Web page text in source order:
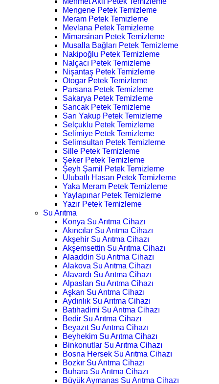
Mengene Petek Temizleme
Meram Petek Temizleme
Mevlana Petek Temizleme
Mimarsinan Petek Temizleme
Musalla Bağları Petek Temizleme
Nakipoğlu Petek Temizleme
Nalçacı Petek Temizleme
Nişantaş Petek Temizleme
Otogar Petek Temizleme
Parsana Petek Temizleme
Sakarya Petek Temizleme
Sancak Petek Temizleme
Sarı Yakup Petek Temizleme
Selçuklu Petek Temizleme
Selimiye Petek Temizleme
Selimsultan Petek Temizleme
Sille Petek Temizleme
Şeker Petek Temizleme
Şeyh Şamil Petek Temizleme
Ulubatlı Hasan Petek Temizleme
Yaka Meram Petek Temizleme
Yaylapınar Petek Temizleme
Yazır Petek Temizleme
Su Arıtma
Konya Su Arıtma Cihazı
Akıncılar Su Arıtma Cihazı
Akşehir Su Arıtma Cihazı
Akşemsettin Su Arıtma Cihazı
Alaaddin Su Arıtma Cihazı
Alakova Su Arıtma Cihazı
Alavardı Su Arıtma Cihazı
Alpaslan Su Arıtma Cihazı
Aşkan Su Arıtma Cihazı
Aydınlık Su Arıtma Cihazı
Batıhadimi Su Arıtma Cihazı
Bedir Su Arıtma Cihazı
Beyazıt Su Arıtma Cihazı
Beyhekim Su Arıtma Cihazı
Binkonutlar Su Arıtma Cihazı
Bosna Hersek Su Arıtma Cihazı
Bozkır Su Arıtma Cihazı
Buhara Su Arıtma Cihazı
Büyük Aymanas Su Arıtma Cihazı